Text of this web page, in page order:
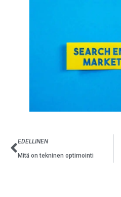
EDELLINEN
Mitä on tekninen optimointi